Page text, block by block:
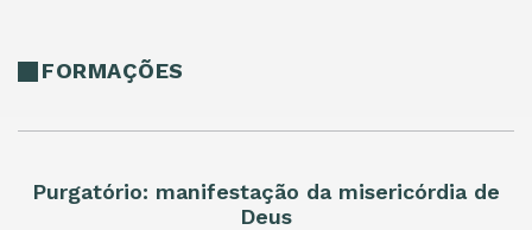
FORMAÇÕES
Purgatório: manifestação da misericórdia de
Deus